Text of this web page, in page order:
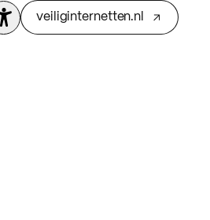
veiliginternetten.nl